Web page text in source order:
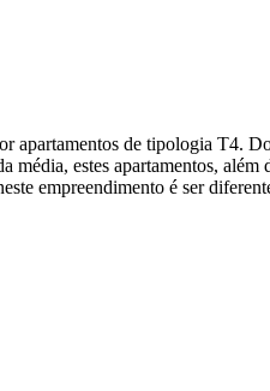
de tipologia T4.
estes apartamentos,
empreendimento é ser